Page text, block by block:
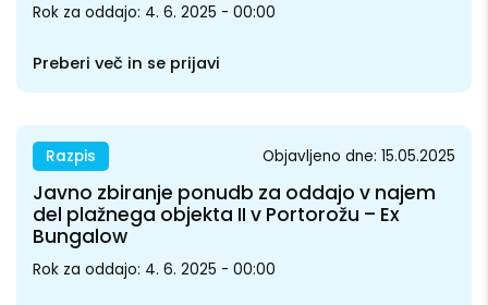
Rok za oddajo: 4. 6. 2025 - 00:00
Preberi več in se prijavi
Razpis Objavljeno dne: 15.05.2025
Javno zbiranje ponudb za oddajo v najem
del plažnega objekta II v Portorožu – Ex
Bungalow
Rok za oddajo: 4. 6. 2025 - 00:00